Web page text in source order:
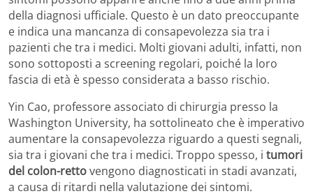
della diagnosi ufficiale. Questo è un dato preoccupante
e indica una mancanza di consapevolezza sia tra i
pazienti che tra i medici. Molti giovani adulti, infatti, non
sono sottoposti a screening regolari, poiché la loro
fascia di età è spesso considerata a basso rischio.
Yin Cao, professore associato di chirurgia presso la
Washington University, ha sottolineato che è imperativo
aumentare la consapevolezza riguardo a questi segnali,
sia tra i giovani che tra i medici. Troppo spesso, i tumori
del colon-rettovengono diagnosticati in stadi avanzati,
a causa di ritardi nella valutazione dei sintomi.